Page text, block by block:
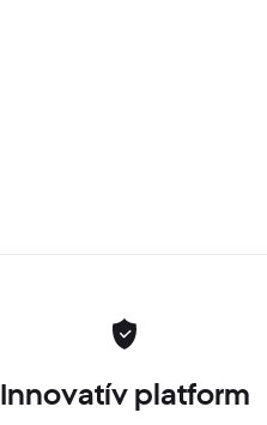
Innovatív platform